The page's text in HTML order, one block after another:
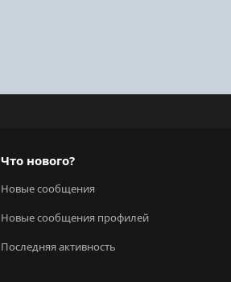
Что нового?
Новые сообщения
Новые сообщения профилей
Последняя активность